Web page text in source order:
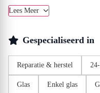
Lees Meer
Gespecialiseerd in
Reparatie & herstel
Glas Enkel glas